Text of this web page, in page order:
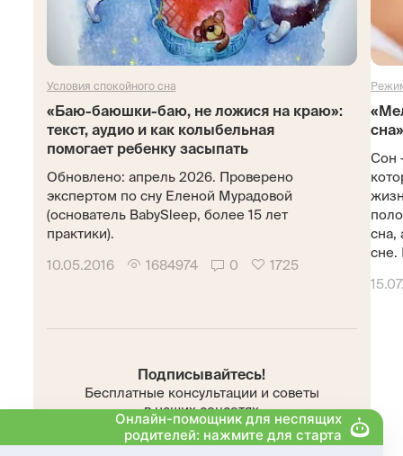
Условия спокойного сна
«Баю-баюшки-баю, не ложися на краю»:
текст, аудио и как колыбельная
помогает ребенку засыпать
Обновлено: апрель 2026. Проверено
экспертом по сну Еленой Мурадовой
(основатель BabySleep, более 15 лет
практики).
10.05.2016 1684974 0 1725
Сон
сна,
сне.
Подписывайтесь!
Бесплатные консультации и советы
в наших соцсетях